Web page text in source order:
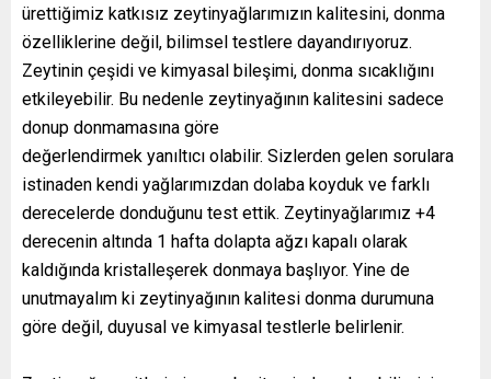
ürettiğimiz katkısız zeytinyağlarımızın kalitesini, donma
özelliklerine değil, bilimsel testlere dayandırıyoruz.
Zeytinin çeşidi ve kimyasal bileşimi, donma sıcaklığını
etkileyebilir. Bu nedenle zeytinyağının kalitesini sadece
donup donmamasına göre
değerlendirmek yanıltıcı olabilir. Sizlerden gelen sorulara
istinaden kendi yağlarımızdan dolaba koyduk ve farklı
derecelerde donduğunu test ettik. Zeytinyağlarımız +4
derecenin altında 1 hafta dolapta ağzı kapalı olarak
kaldığında kristalleşerek donmaya başlıyor. Yine de
unutmayalım ki zeytinyağının kalitesi donma durumuna
göre değil, duyusal ve kimyasal testlerle belirlenir.